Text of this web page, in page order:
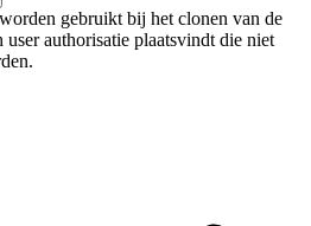
gebruikt bij het clonen van de
user authorisatie plaatsvindt die niet